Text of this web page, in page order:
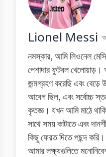
Lionel Messi
নমস্কার, আমি লিওনেল
পেশাদার ফুটবল খেলোয়াড়।
জন্মগ্রহণ করেছি এবং
আবেগ ছিল, এবং সর্বোচ্চ
কৃতজ্ঞ। যখন আমি মাঠে
সাথে সময় কাটাতে এবং
কিছু ফেরত দিতে পছন্দ
আমার লক্ষ্যগুলিতে